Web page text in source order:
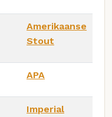
Amerikaanse
Stout
APA
Imperial